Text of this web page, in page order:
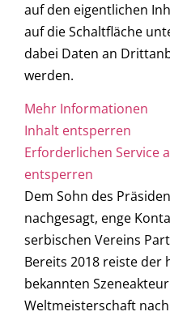
auf den eigentlichen
auf die Schaltfläche
dabei Daten an
werden.
Mehr Informationen
Inhalt entsperren
Erforderlichen Service
entsperren
Dem Sohn des
nachgesagt, enge
serbischen Vereins
Bereits 2018 reiste der
bekannten
Weltmeisterschaft